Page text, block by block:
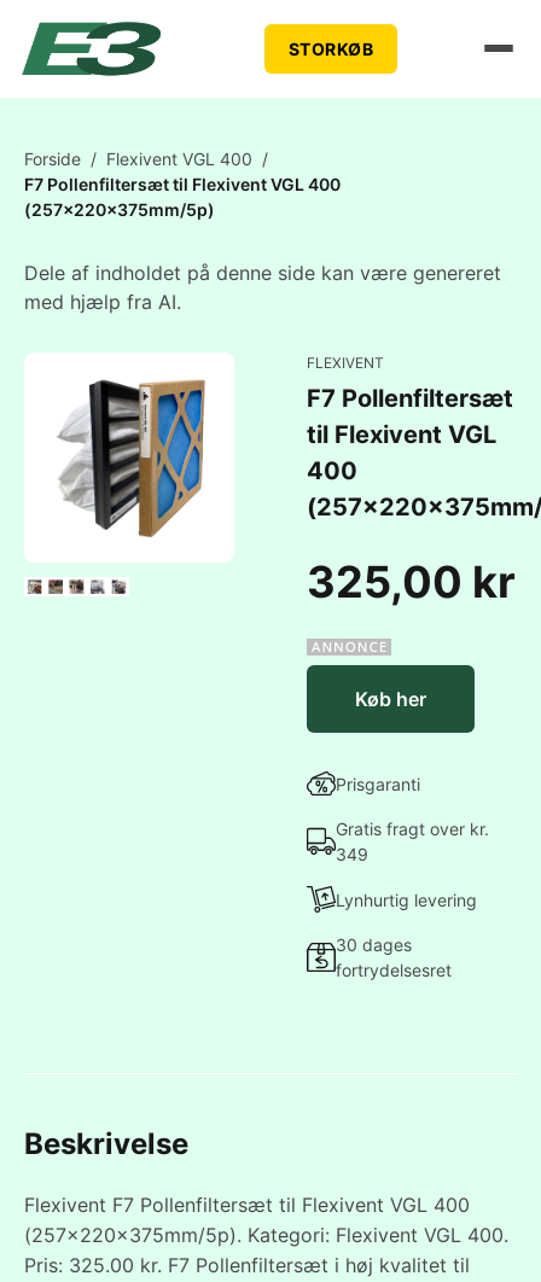
STORKØB
Forside / Flexivent VGL 400 /
F7 Pollenfiltersæt til Flexivent VGL 400
(257x220x375mm/5p)
Dele af indholdet på denne side kan være genereret
med hjælp fra AI.
FLEXIVENT
F7 Pollenfiltersæt
til Flexivent VGL
400
325,00 kr
Køb her
Prisgaranti
Gratis fragt over kr.
349
Lynhurtig levering
30 dages
fortrydelsesret
Beskrivelse
Flexivent F7 Pollenfiltersæt til Flexivent VGL 400
(257x220x375mm/5p). Kategori: Flexivent VGL 400.
Pris: 325.00 kr. F7 Pollenfiltersæt i høj kvalitet til